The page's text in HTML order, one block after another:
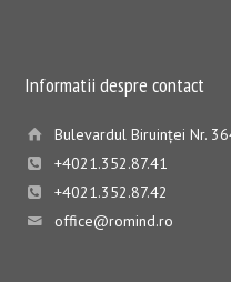
Informatii despre contact
Bulevardul Biruinţei Nr.
+4021.352.87.41
+4021.352.87.42
office@romind.ro